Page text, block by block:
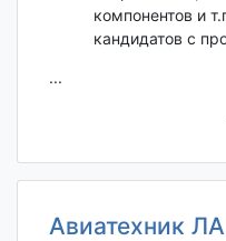
компонентов и
кандидатов с
...
Авиатехник